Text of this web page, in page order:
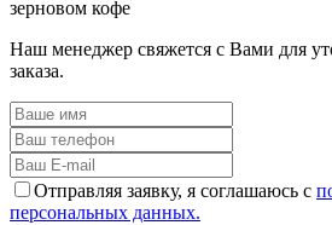
зерновом кофе
Наш менеджер свяжется с Вами для
заказа.
Отправляя заявку, я соглашаюсь с
персональных данных.